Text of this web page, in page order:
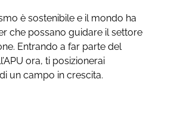
è sostenibile e il mondo ha
che possano guidare il settore
Entrando a far parte del
ora, ti posizionerai
un campo in crescita.